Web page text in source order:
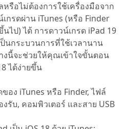
อไม่ต้องการใช้เครื่องมือจาก
รดผ่าน iTunes (หรือ Finder
ไป) ได้ การดาวน์เกรด iPad 19
ป็นกระบวนการที่ใช้เวลานาน
นี้จะช่วยให้คุณเข้าใจขั้นตอน
ได้ง่ายขึ้น
อง iTunes หรือ Finder, ไฟล์
งรับ, คอมพิวเตอร์ และสาย USB